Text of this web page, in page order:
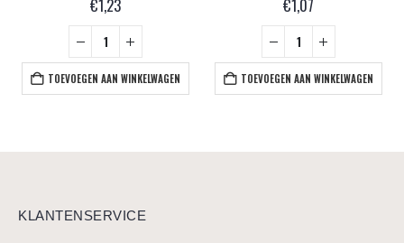
€1,23
TOEVOEGEN AAN WINKELWAGEN
€1,07
TOEVOEGEN AAN WINKELWAGEN
KLANTENSERVICE